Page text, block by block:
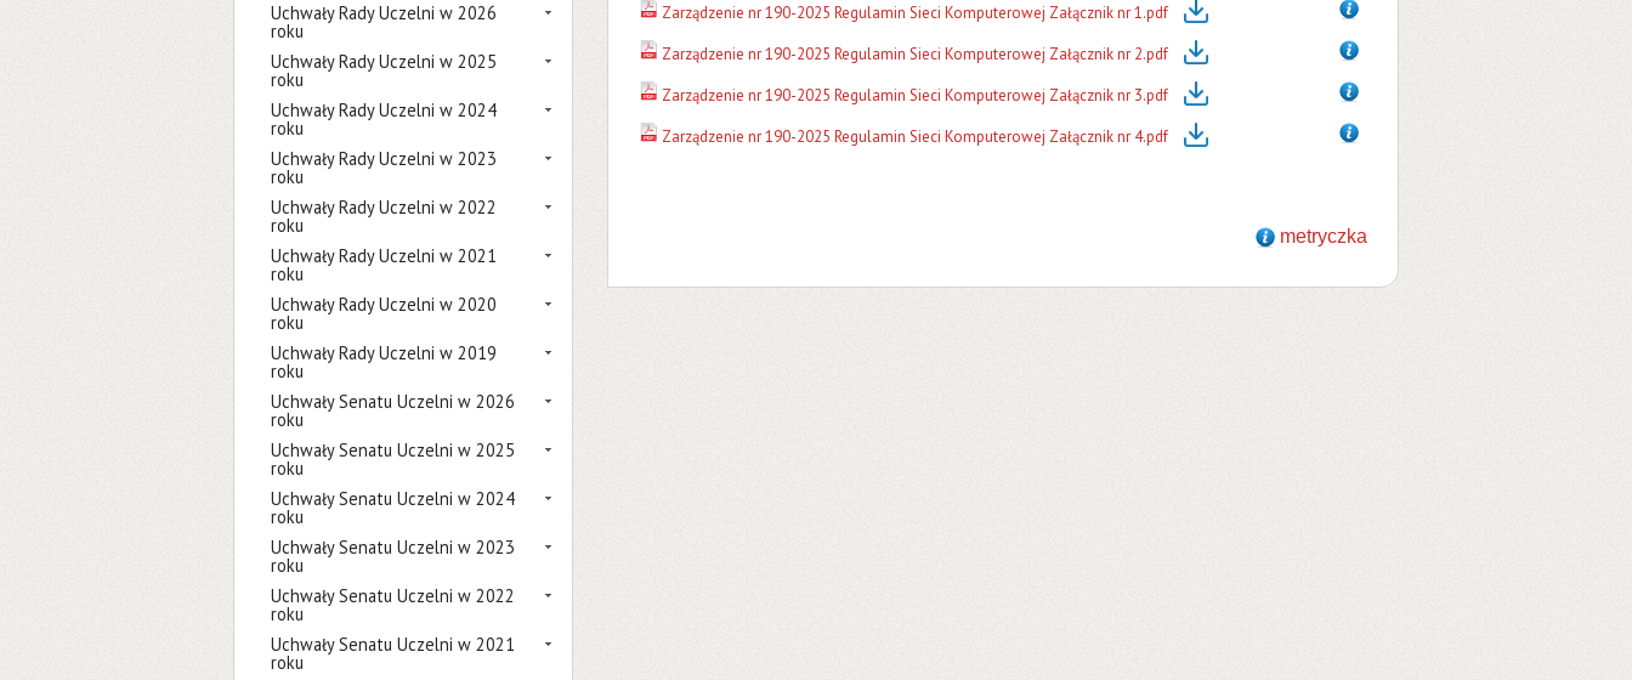
Uchwały Rady Uczelni w 2026
roku
Uchwały Rady Uczelni w 2025
roku
Uchwały Rady Uczelni w 2024
roku
Uchwały Rady Uczelni w 2023
roku
Uchwały Rady Uczelni w 2022
roku
Uchwały Rady Uczelni w 2021
roku
Uchwały Rady Uczelni w 2020
roku
Uchwały Rady Uczelni w 2019
roku
Uchwały Senatu Uczelni w 2026
roku
Uchwały Senatu Uczelni w 2025
roku
Uchwały Senatu Uczelni w 2024
roku
Uchwały Senatu Uczelni w 2023
roku
Uchwały Senatu Uczelni w 2022
roku
Uchwały Senatu Uczelni w 2021
roku
Zarządzenie nr 190-2025 Regulamin Sieci Komputerowej Załącznik nr 1.pdf
Zarządzenie nr 190-2025 Regulamin Sieci Komputerowej Załącznik nr 2.pdf
Zarządzenie nr 190-2025 Regulamin Sieci Komputerowej Załącznik nr 3.pdf
Zarządzenie nr 190-2025 Regulamin Sieci Komputerowej Załącznik nr 4.pdf
metryczka